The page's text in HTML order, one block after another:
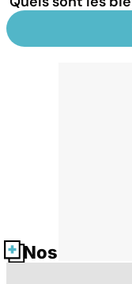
Nos fiches